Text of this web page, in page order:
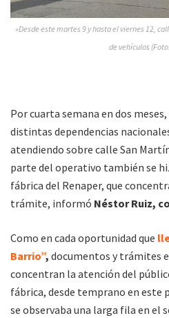
»Desde este martes 9 y hasta el viernes 12,
de vehículos
Por cuarta semana en dos
distintas dependencias
atendiendo sobre calle San
parte del operativo también se
fábrica del Renaper, que
trámite, informó Néstor Ruiz,
Como en cada oportunidad que
Barrio”, documentos y trámites
concentran la atención del
fábrica, desde temprano en este
se observaba una larga fila en el